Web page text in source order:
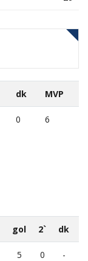
dk MVP
0 6
gol 2` dk
5 0 -